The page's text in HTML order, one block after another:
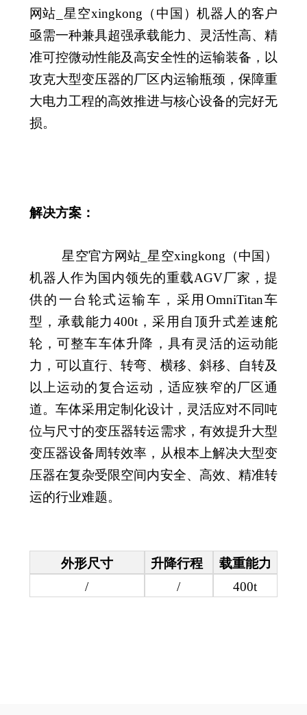
网站_星空xingkong（中国）机器人的客户
亟需一种兼具超强承载能力、灵活性高、精
准可控微动性能及高安全性的运输装备，以
攻克大型变压器的厂区内运输瓶颈，保障重
大电力工程的高效推进与核心设备的完好无
损。
解决方案：
星空官方网站_星空xingkong（中国）
机器人作为国内领先的重载AGV厂家，提
供的一台轮式运输车，采用OmniTitan车
型，承载能力400t，采用自顶升式差速舵
轮，可整车车体升降，具有灵活的运动能
力，可以直行、转弯、横移、斜移、自转及
以上运动的复合运动，适应狭窄的厂区通
道。车体采用定制化设计，灵活应对不同吨
位与尺寸的变压器转运需求，有效提升大型
变压器设备周转效率，从根本上解决大型变
压器在复杂受限空间内安全、高效、精准转
运的行业难题。
外形尺寸 升降行程
载重能力
/
/ 400t